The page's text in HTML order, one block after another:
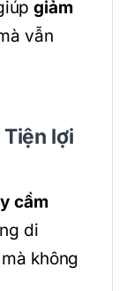
giảm
vẫn
lợi
cầm
di
không